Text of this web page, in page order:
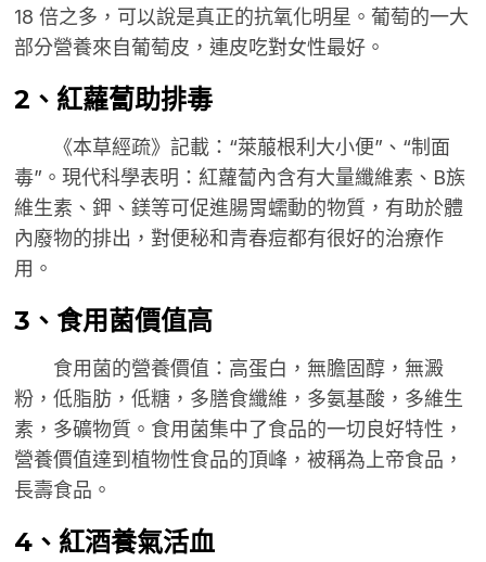
18 倍之多，可以說是真正的抗氧化明星。葡萄的一大
部分營養來自葡萄皮，連皮吃對女性最好。
2、紅蘿蔔助排毒
《本草經疏》記載：“萊菔根利大小便”、“制面
毒”。現代科學表明：紅蘿蔔內含有大量纖維素、B族
維生素、鉀、鎂等可促進腸胃蠕動的物質，有助於體
內廢物的排出，對便秘和青春痘都有很好的治療作
用。
3、食用菌價值高
食用菌的營養價值：高蛋白，無膽固醇，無澱
粉，低脂肪，低糖，多膳食纖維，多氨基酸，多維生
素，多礦物質。食用菌集中了食品的一切良好特性，
營養價值達到植物性食品的頂峰，被稱為上帝食品，
長壽食品。
4、紅酒養氣活血